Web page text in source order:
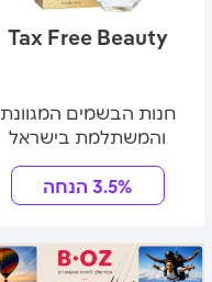
Tax Free Beauty
חנות הבשמים המגוונת
והמשתלמת בישראל
3.5% הנחה